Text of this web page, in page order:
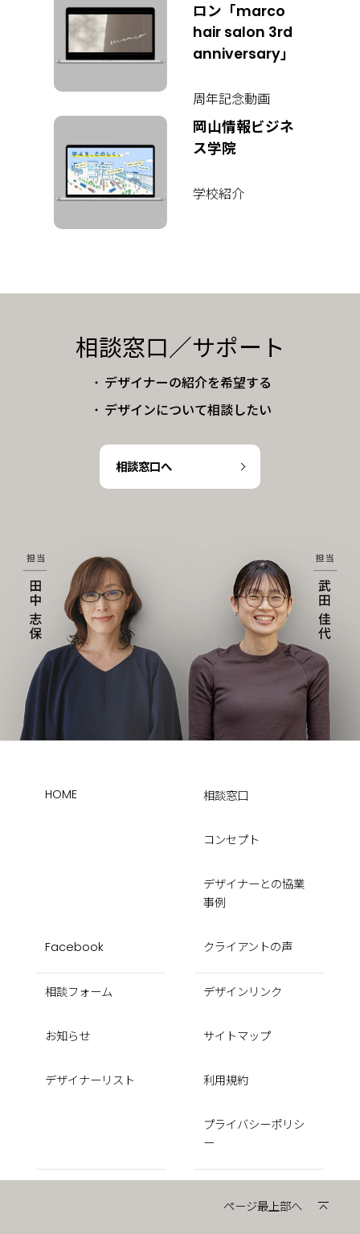
ロン「marco
hair salon 3rd
anniversary」
周年記念動画
岡山情報ビジネ
ス学院
学校紹介
相談窓口／サポート
・ デザイナーの紹介を希望する
・ デザインについて相談したい
相談窓口へ
HOME
Facebook
相談窓口
コンセプト
デザイナーとの協業
事例
クライアントの声
相談フォーム
お知らせ
デザイナーリスト
デザインリンク
サイトマップ
利用規約
プライバシーポリシ
ー
ページ最上部へ